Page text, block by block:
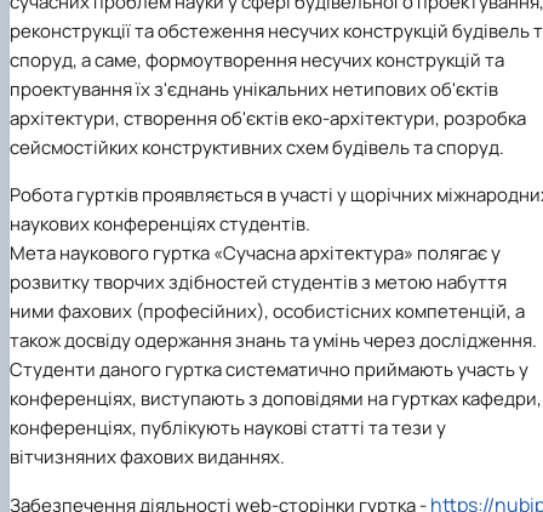
Іноземні мови
Працевлаштування
Їдальні та буфети
Студентські квитки
Центр вивчення мов
Психологічна підтримка
Інклюзивне середовище
Рада молодих вчених
Наукові школи
Стартап школа НУБіП України
Методичні рекомендації, пам'ятки
Форми документів
Патентно-ліцензійна діяльність
ЦКНО «Агропромисловий комплекс, лісове і
садово-паркове господарство, ветеринарна
медицина»
Обладнання НУБіП України
Біоетична комісія
Наукові видання
Досліднику та автору
Звіт про проведення НТЗ
Наукові журнали НУБіП України
Наукові журнали НУБіП України (English)
заходів
Порядок планування та організації
проведення НТЗ
Результати науково-технічних заходів
Монографії
Наука для бізнесу
Каталог наукових послуг
«SEB-2024»
«SEB-2025»
Наглядова рада
Рада роботодавців
Благодійний фонд «Голосіївська ініціатива
2020»
Історія університету
Видатні випускники та працівники
Звіт ректора
Пам'яті захисників України
Почесні доктори і професори НУБіП України
Пресслужба
Вибори ректора
Програма розвитку університету
ініціатива – 2025»
Доступ до публічної інформації
Державні закупівлі
Офіційна символіка
Антикорупційні заходи
Уповноважена особа з питань запобігання
виявлення корупції
уповноваженого НУБіП України
Національні нормативно-правові акти
Нормативно-правові акти НУБіП України
Інформаційні ресурси НАЗК
Методичні роз’яснення НАЗК
Антикорупційні заходи
Гендерна радниця
Контактна інформація
реконструкції та обстеження несучих конструкцій будівель
споруд, а саме, формоутворення несучих конструкцій та
проектування їх з'єднань унікальних нетипових об'єктів
архітектури, створення об'єктів еко-архітектури, розробка
сейсмостійких конструктивних схем будівель та споруд.
Робота гуртків проявляється в участі у щорічних
наукових конференціях студентів.
Мета наукового гуртка «Сучасна архітектура» полягає у
розвитку творчих здібностей студентів з метою набуття
ними фахових (професійних), особистісних компетенцій, а
також досвіду одержання знань та умінь через дослідження.
Студенти даного гуртка систематично приймають участь у
конференціях, виступають з доповідями на гуртках кафедри,
конференціях, публікують наукові статті та тези у
вітчизняних фахових виданнях.
Забезпечення діяльності web-сторінки гуртка -https://